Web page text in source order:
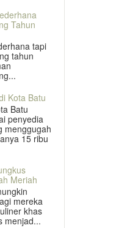
Tahun
tapi
tahun
Kota Batu
Batu
penyedia
menggugah
15 ribu
Meriah
mereka
khas
menjad...